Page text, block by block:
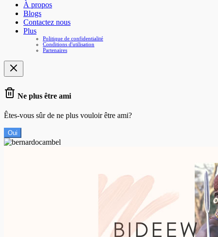
À propos
Blogs
Contactez nous
Plus
Politique de confidentialité
Conditions d'utilisation
Partenaires
Ne plus être ami
Êtes-vous sûr de ne plus vouloir être ami?
Oui